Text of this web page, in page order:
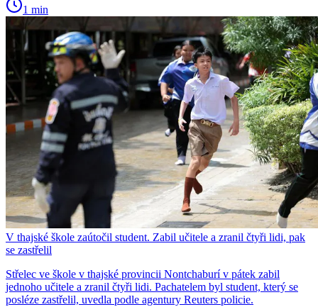
1 min
V thajské škole zaútočil student. Zabil učitele a zranil čtyři lidi, pak
se zastřelil
Střelec ve škole v thajské provincii Nontchaburí v pátek zabil
jednoho učitele a zranil čtyři lidi. Pachatelem byl student, který se
posléze zastřelil, uvedla podle agentury Reuters policie.